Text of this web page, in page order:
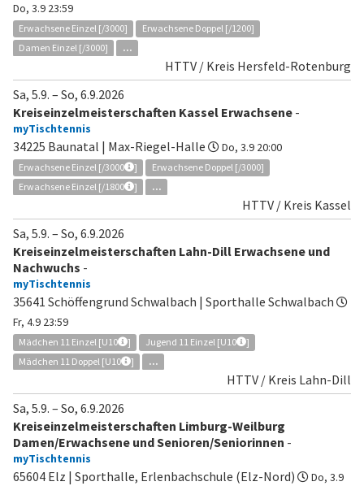
Do, 3.9 23:59
Erwachsene Einzel [/3000]
Erwachsene Doppel [/1200]
Damen Einzel [/3000]
...
HTTV / Kreis Hersfeld-Rotenburg
Sa, 5.9. – So, 6.9.2026
Kreiseinzelmeisterschaften Kassel Erwachsene -
myTischtennis
34225 Baunatal | Max-Riegel-Halle Do, 3.9 20:00
Erwachsene Einzel [/3000 ]
Erwachsene Doppel [/3000]
Erwachsene Einzel [/1800
] ...
HTTV / Kreis Kassel
Sa, 5.9. – So, 6.9.2026
Kreiseinzelmeisterschaften Lahn-Dill Erwachsene und
Nachwuchs -
myTischtennis
35641 Schöffengrund Schwalbach | Sporthalle Schwalbach
Fr, 4.9 23:59
Mädchen 11 Einzel [U10 ] Jugend 11 Einzel [U10
]
Mädchen 11 Doppel [U10
] ...
HTTV / Kreis Lahn-Dill
Sa, 5.9. – So, 6.9.2026
Kreiseinzelmeisterschaften Limburg-Weilburg
Damen/Erwachsene und Senioren/Seniorinnen -
myTischtennis
65604 Elz | Sporthalle, Erlenbachschule (Elz-Nord)
Do, 3.9